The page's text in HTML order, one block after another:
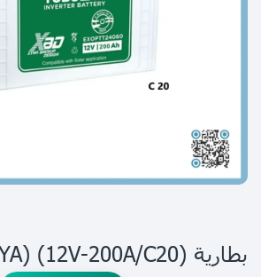
بطارية (12V-200A/C20) (OKAYA)